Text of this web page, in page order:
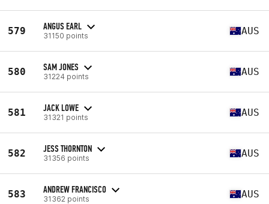
579 ANGUS EARL
31150 points AUS
580 SAM JONES
31224 points AUS
581 JACK LOWE
31321 points AUS
582 JESS THORNTON
31356 points AUS
583 ANDREW FRANCISCO
31362 points AUS